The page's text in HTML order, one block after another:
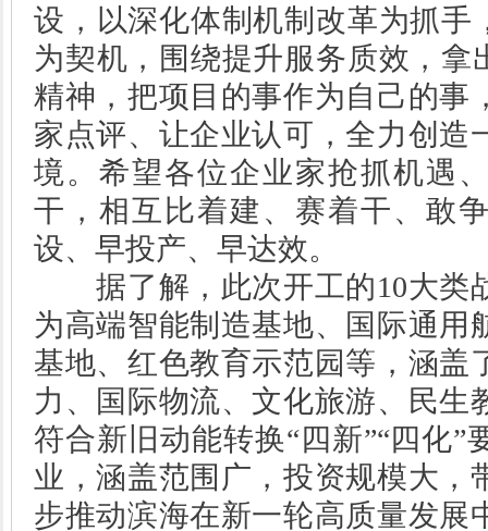
设，以深化体制机制改革为抓手
为契机，围绕提升服务质效，拿
精神，把项目的事作为自己的事
家点评、让企业认可，全力创造
境。希望各位企业家抢抓机遇
干，相互比着建、赛着干、敢
设、早投产、早达效。
据了解，此次开工的10大类
为高端智能制造基地、国际通用
基地、红色教育示范园等，涵盖
力、国际物流、文化旅游、民生
符合新旧动能转换“四新”“四化”
业，涵盖范围广，投资规模大，
步推动滨海在新一轮高质量发展